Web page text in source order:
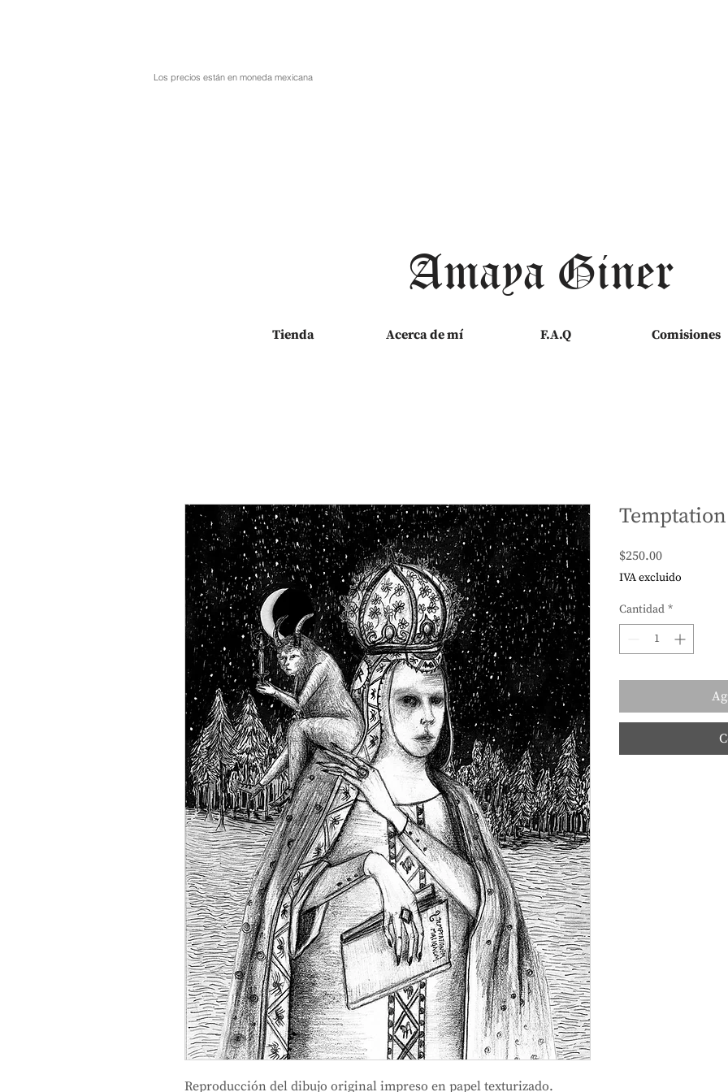
Los precios están en moneda mexicana
Amaya Giner
Tienda Acerca de mí F.A.Q Comisiones
Reproducción del dibujo original impreso en papel texturizado.
Temptation
$250.00Precio
IVA excluido
Cantidad *